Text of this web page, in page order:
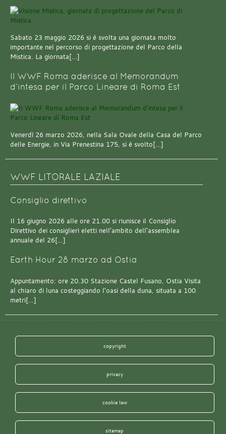
Sabato 23 maggio 2026 si è svolta una giornata molto
importante nel percorso di progettazione del Parco della
Mistica. La giornata[…]
Il WWF Roma aderisce al Memorandum
d’intesa per il Parco Lineare di Roma Est
Venerdì 26 marzo 2026, nella Sala Ovale della Casa del Parco
delle Energie, in Via Prenestina 175, si è svolto[…]
WWF LITORALE LAZIALE
Consiglio direttivo
Il 16 giugno 2026 alle ore 21.00 si riunisce il Consiglio
Direttivo dei consiglieri eletti nell’ambito dell’assemblea
annuale del 26[…]
Earth Hour 28 marzo ad Ostia
Appuntamento: ore 20.30 Stazione Castel Fusano, Ostia Visita
al chiaro di luna costeggiando l’oasi della duna, situata a 100
metri[…]
copyright
privacy
cookie law
sitemap